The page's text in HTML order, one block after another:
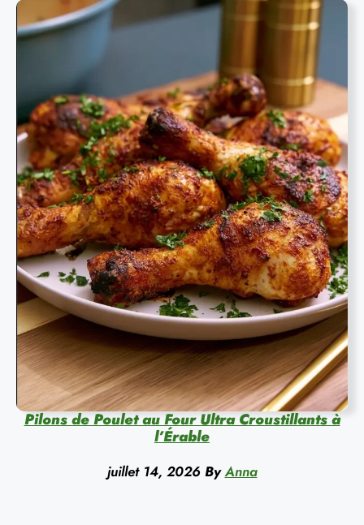
Pilons de Poulet au Four Ultra Croustillants à
l’Érable
juillet 14, 2026 By Anna